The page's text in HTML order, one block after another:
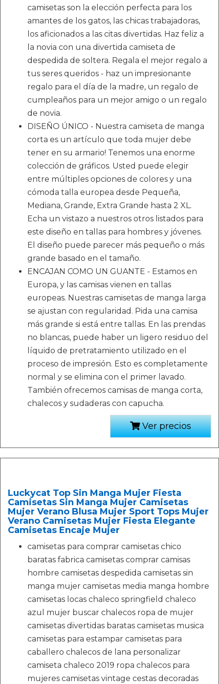
camisetas son la elección perfecta para los
amantes de los gatos, las chicas trabajadoras,
los aficionados a las citas divertidas. Haz feliz a
la novia con una divertida camiseta de
despedida de soltera. Regala el mejor regalo a
tus seres queridos - haz un impresionante
regalo para el día de la madre, un regalo de
cumpleaños para un mejor amigo o un regalo
de novia.
DISEÑO ÚNICO - Nuestra camiseta de manga
corta es un artículo que toda mujer debe
tener en su armario! Tenemos una enorme
colección de gráficos. Usted puede elegir
entre múltiples opciones de colores y una
cómoda talla europea desde Pequeña,
Mediana, Grande, Extra Grande hasta 2 XL.
Echa un vistazo a nuestros otros listados para
este diseño en tallas para hombres y jóvenes.
El diseño puede parecer más pequeño o más
grande basado en el tamaño.
ENCAJAN COMO UN GUANTE - Estamos en
Europa, y las camisas vienen en tallas
europeas. Nuestras camisetas de manga larga
se ajustan con regularidad. Pida una camisa
más grande si está entre tallas. En las prendas
no blancas, puede haber un ligero residuo del
líquido de pretratamiento utilizado en el
proceso de impresión. Esto es completamente
normal y se elimina con el primer lavado.
También ofrecemos camisas de manga corta,
chalecos y sudaderas con capucha.
Ver precios
Luckycat Top Sin Manga Mujer Fiesta
Camisetas Sin Manga Mujer Camisetas
Mujer Verano Blusa Mujer Sport Tops Mujer
Verano Camisetas Mujer Fiesta Elegante
Camisetas Encaje Mujer
camisetas para comprar camisetas chico
baratas fabrica camisetas comprar camisas
hombre camisetas despedida camisetas sin
manga mujer camisetas media manga hombre
camisetas locas chaleco springfield chaleco
azul mujer buscar chalecos ropa de mujer
camisetas divertidas baratas camisetas musica
camisetas para estampar camisetas para
caballero chalecos de lana personalizar
camiseta chaleco 2019 ropa chalecos para
mujeres camisetas vintage cestas decoradas